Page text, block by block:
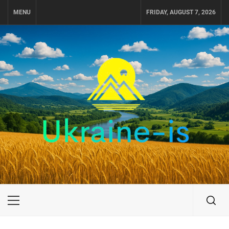
MENU FRIDAY, AUGUST 7, 2026
UKRAINE-IS
ПУТЕШЕСТВИЕ ПО УКРАИНЕ
Primary